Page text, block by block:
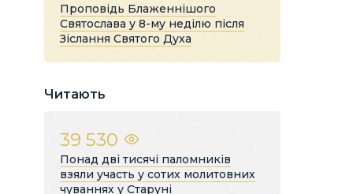
Проповідь Блаженнішого
Святослава у 8-му неділю після
Зіслання Святого Духа
Читають
39 530
Понад дві тисячі паломників
взяли участь у сотих молитовних
чуваннях у Старуні